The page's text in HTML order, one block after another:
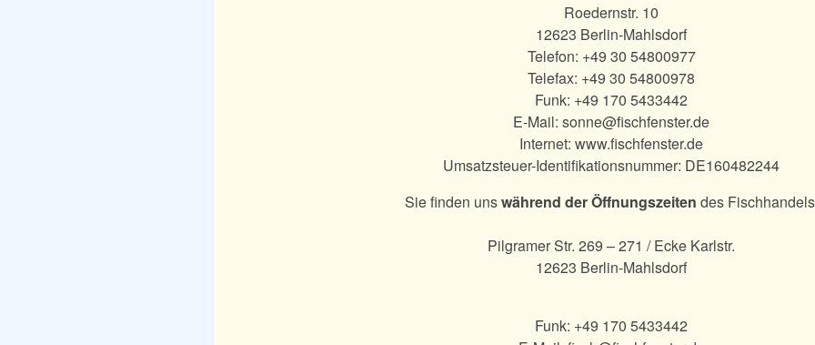
Roedernstr. 10
12623 Berlin-Mahlsdorf
Telefon: +49 30 54800977
Telefax: +49 30 54800978
Funk: +49 170 5433442
E-Mail: sonne@fischfenster.de
Internet: www.fischfenster.de
Umsatzsteuer-Identifikationsnummer: DE160482244
Sie finden unswährend der Öffnungszeiten des
Pilgramer Str. 269 – 271 / Ecke Karlstr.
12623 Berlin-Mahlsdorf
Funk: +49 170 5433442